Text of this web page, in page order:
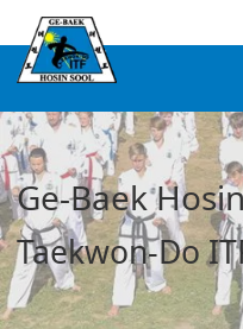
Ge-Baek
Taekwon-Do